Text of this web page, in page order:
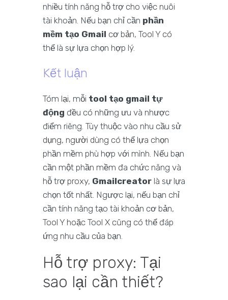
nhiều tính năng hỗ trợ cho việc nuôi
tài khoản. Nếu bạn chỉ cần phần
mềm tạo Gmail cơ bản, Tool Y có
thể là sự lựa chọn hợp lý.
Kết luận
Tóm lại, mỗi tool tạo gmail tự
động đều có những ưu và nhược
điểm riêng. Tùy thuộc vào nhu cầu sử
dụng, người dùng có thể lựa chọn
phần mềm phù hợp với mình. Nếu bạn
cần một phần mềm đa chức năng và
hỗ trợ proxy, Gmailcreator là sự lựa
chọn tốt nhất. Ngược lại, nếu bạn chỉ
cần tính năng tạo tài khoản cơ bản,
Tool Y hoặc Tool X cũng có thể đáp
ứng nhu cầu của bạn.
Hỗ trợ proxy: Tại
sao lại cần thiết?